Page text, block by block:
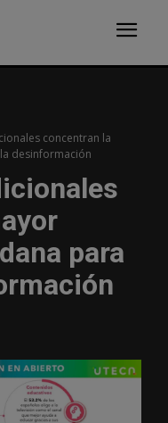
concentran la
desinformación
para